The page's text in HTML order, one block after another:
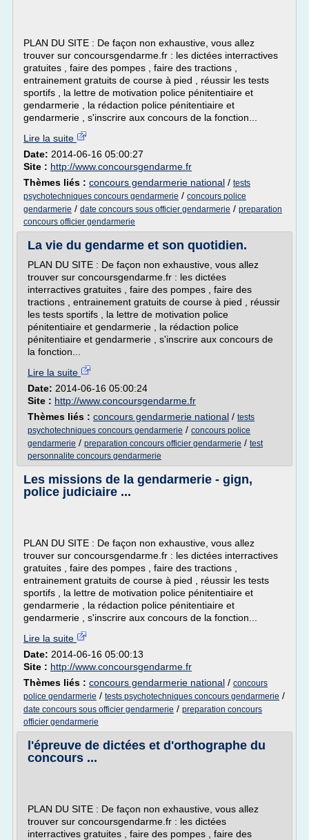
PLAN DU SITE : De façon non exhaustive, vous allez
trouver sur concoursgendarme.fr : les dictées interractives
gratuites , faire des pompes , faire des tractions ,
entrainement gratuits de course à pied , réussir les tests
sportifs , la lettre de motivation police pénitentiaire et
gendarmerie , la rédaction police pénitentiaire et
gendarmerie , s'inscrire aux concours de la fonction...
Lire la suite
Date: 2014-06-16 05:00:27
Site : http://www.concoursgendarme.fr
Thèmes liés : concours gendarmerie national / tests
psychotechniques concours gendarmerie / concours police
gendarmerie / date concours sous officier gendarmerie / preparation
concours officier gendarmerie
La vie du gendarme et son quotidien.
PLAN DU SITE : De façon non exhaustive, vous allez
trouver sur concoursgendarme.fr : les dictées
interractives gratuites , faire des pompes , faire des
tractions , entrainement gratuits de course à pied , réussir
les tests sportifs , la lettre de motivation police
pénitentiaire et gendarmerie , la rédaction police
pénitentiaire et gendarmerie , s'inscrire aux concours de
la fonction...
Lire la suite
Date: 2014-06-16 05:00:24
Site : http://www.concoursgendarme.fr
Thèmes liés : concours gendarmerie national / tests
psychotechniques concours gendarmerie / concours police
gendarmerie / preparation concours officier gendarmerie / test
personnalite concours gendarmerie
Les missions de la gendarmerie - gign,
police judiciaire ...
PLAN DU SITE : De façon non exhaustive, vous allez
trouver sur concoursgendarme.fr : les dictées interractives
gratuites , faire des pompes , faire des tractions ,
entrainement gratuits de course à pied , réussir les tests
sportifs , la lettre de motivation police pénitentiaire et
gendarmerie , la rédaction police pénitentiaire et
gendarmerie , s'inscrire aux concours de la fonction...
Lire la suite
Date: 2014-06-16 05:00:13
Site : http://www.concoursgendarme.fr
Thèmes liés : concours gendarmerie national / concours
police gendarmerie / tests psychotechniques concours gendarmerie /
date concours sous officier gendarmerie / preparation concours
officier gendarmerie
l'épreuve de dictées et d'orthographe du
concours ...
PLAN DU SITE : De façon non exhaustive, vous allez
trouver sur concoursgendarme.fr : les dictées
interractives gratuites , faire des pompes , faire des